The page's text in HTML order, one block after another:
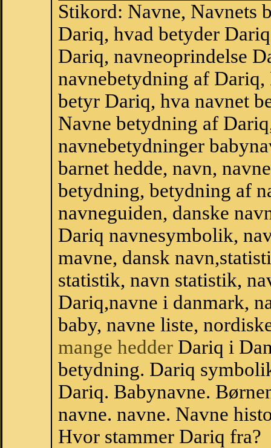
Stikord: Navne, Navnets
Dariq, hvad betyder
Dariq, navneoprindelse
navnebetydning af
betyr Dariq, hva navnet
Navne betydning af
navnebetydninger
barnet hedde, navn,
betydning, betydning af
navneguiden, danske
Dariq navnesymbolik,
mavne, dansk
statistik, navn statistik,
Dariq,navne i danmark,
baby, navne liste,
mange hedder Dariq i
betydning. Dariq
Dariq. Babynavne.
navne. navne. Navne
Hvor stammer Dariq fra?